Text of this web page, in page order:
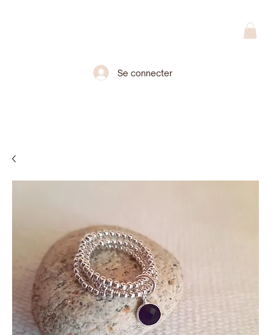
Se connecter